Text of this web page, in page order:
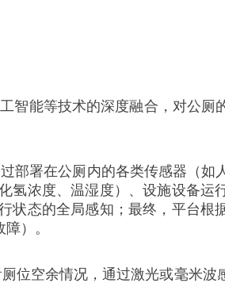
智能等技术的深度融合，对公
部署在公厕内的各类传感器（
浓度、温湿度）、设施设备运
态的全局感知；最终，平台根
）。
位空余情况，通过激光或毫米波